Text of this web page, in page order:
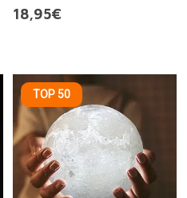
18,95€
TOP 50